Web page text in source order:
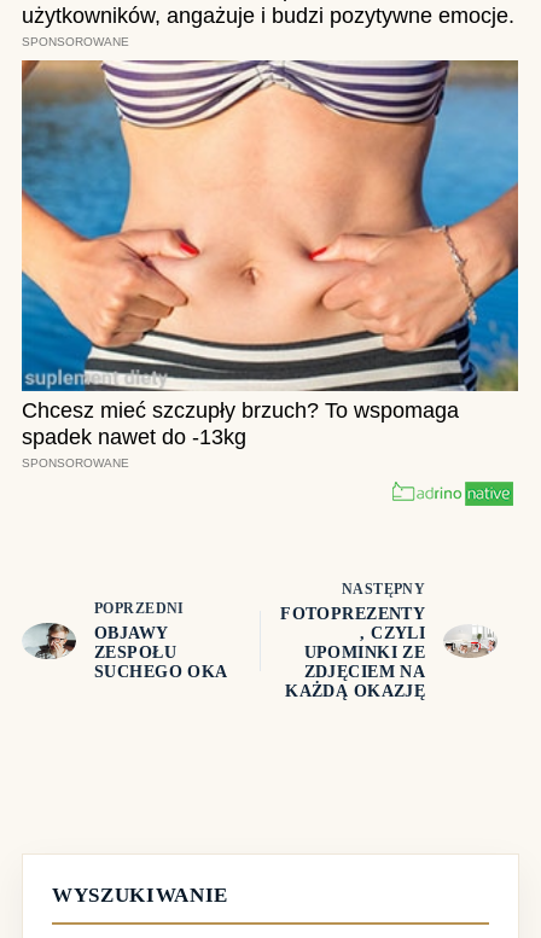
POPRZEDNI
OBJAWY
ZESPOŁU
SUCHEGO OKA
NASTĘPNY
FOTOPREZENTY
, CZYLI
UPOMINKI ZE
ZDJĘCIEM NA
KAŻDĄ OKAZJĘ
WYSZUKIWANIE